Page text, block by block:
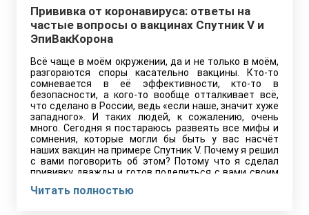
Прививка от коронавируса: ответы на
частые вопросы о вакцинах Спутник V и
ЭпиВакКорона
Всё чаще в моём окружении, да и не только в моём,
разгораются споры касательно вакцины. Кто-то
сомневается в её эффективности, кто-то в
безопасности, а кого-то вообще отталкивает всё,
что сделано в России, ведь «если наше, значит хуже
западного». И таких людей, к сожалению, очень
много. Сегодня я постараюсь развеять все мифы и
сомнения, которые могли бы быть у вас насчёт
наших вакцин на примере Спутник V. Почему я решил
с вами поговорить об этом? Потому что я сделал
прививку дважды и готов поделиться с вами своим
поскорее развился коллективный иммунитет,
Читать полностью